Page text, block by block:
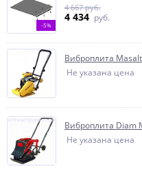
-5%
4 434 руб.
4 667 руб.
Виброплита
Не указана цена
Виброплита Diam
Не указана цена